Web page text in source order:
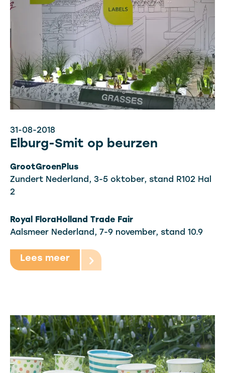
31-08-2018
Elburg-Smit op beurzen
GrootGroenPlus
Zundert Nederland, 3-5 oktober, stand R102 Hal
2
Royal FloraHolland Trade Fair
Aalsmeer Nederland, 7-9 november, stand 10.9
Lees meer